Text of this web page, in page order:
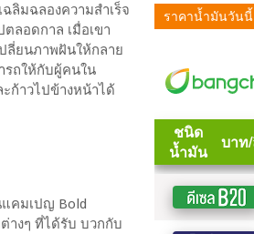
ลิมฉลองความสำเร็จ
ลอดกาล เมื่อเขา
ลี่ยนภาพฝันให้กลาย
รถให้กับผู้คนใน
ก้าวไปข้างหน้าได้
คมเปญ Bold
างๆ ที่ได้รับ บวกกับ
ราคาน้ำมันวันนี้